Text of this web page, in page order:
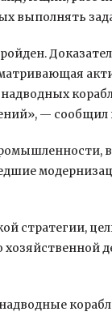
выполнять
— сообщил
стратегии,
хозяйственной